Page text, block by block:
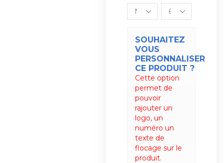
SOUHAITEZ
VOUS
PERSONNALISER
CE PRODUIT ?
Cette option
permet de
pouvoir
rajouter un
logo, un
numéro un
texte de
flocage sur le
produit.